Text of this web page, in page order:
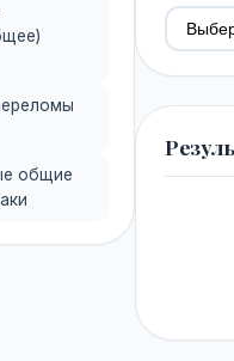
общие